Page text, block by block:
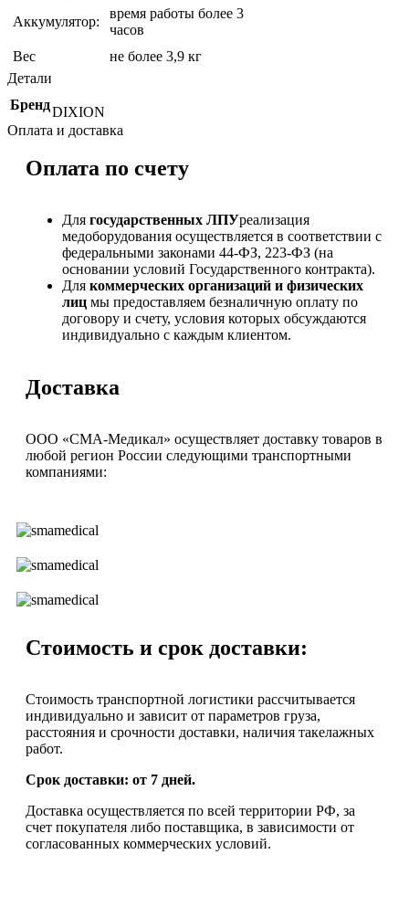
Аккумулятор:
время работы более 3
часов
Вес
не более 3,9 кг
Детали
БрендDIXION
Оплата и доставка
Оплата по счету
Для государственных ЛПУреализация
медоборудования осуществляется в соответствии с
федеральными законами 44-ФЗ, 223-ФЗ (на
основании условий Государственного контракта).
Для коммерческих организаций и физических
лиц мы предоставляем безналичную оплату по
договору и счету, условия которых обсуждаются
индивидуально с каждым клиентом.
Доставка
ООО «СМА-Медикал» осуществляет доставку товаров в
любой регион России следующими транспортными
компаниями:
Стоимость и срок доставки:
Стоимость транспортной логистики рассчитывается
индивидуально и зависит от параметров груза,
расстояния и срочности доставки, наличия такелажных
работ.
Срок доставки: от 7 дней.
Доставка осуществляется по всей территории РФ, за
счет покупателя либо поставщика, в зависимости от
согласованных коммерческих условий.